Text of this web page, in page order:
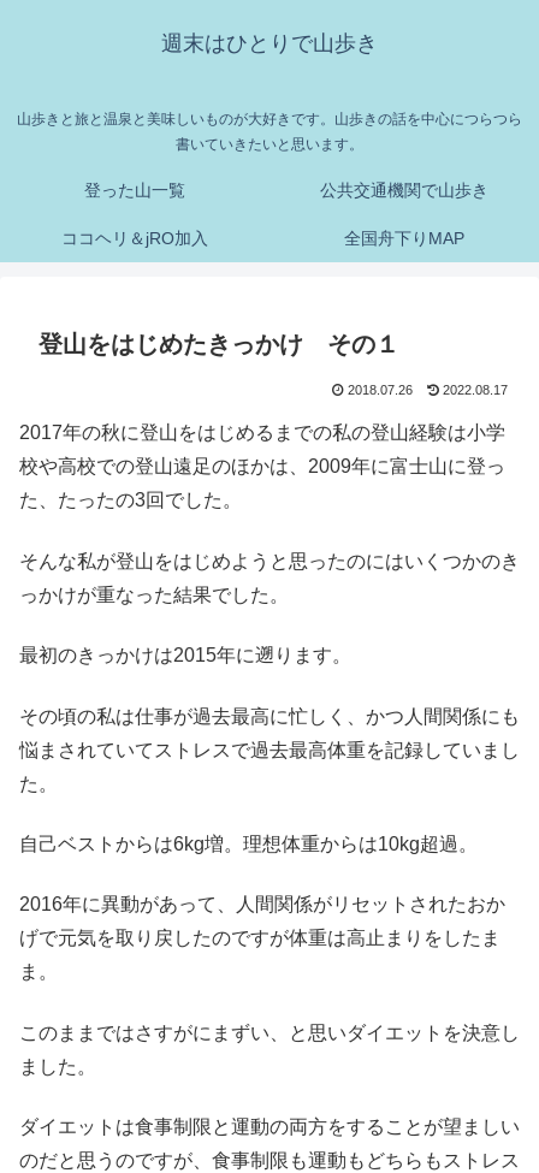
週末はひとりで山歩き
山歩きと旅と温泉と美味しいものが大好きです。山歩きの話を中心につらつら
書いていきたいと思います。
登った山一覧 公共交通機関で山歩き
ココヘリ＆jRO加入 全国舟下りMAP
登山をはじめたきっかけ その１
2018.07.26 2022.08.17
2017年の秋に登山をはじめるまでの私の登山経験は小学
校や高校での登山遠足のほかは、2009年に富士山に登っ
た、たったの3回でした。
そんな私が登山をはじめようと思ったのにはいくつかのき
っかけが重なった結果でした。
最初のきっかけは2015年に遡ります。
その頃の私は仕事が過去最高に忙しく、かつ人間関係にも
悩まされていてストレスで過去最高体重を記録していまし
た。
自己ベストからは6kg増。理想体重からは10kg超過。
2016年に異動があって、人間関係がリセットされたおか
げで元気を取り戻したのですが体重は高止まりをしたま
ま。
このままではさすがにまずい、と思いダイエットを決意し
ました。
ダイエットは食事制限と運動の両方をすることが望ましい
のだと思うのですが、食事制限も運動もどちらもストレス